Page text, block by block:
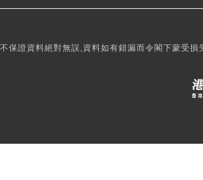
證資料絕對無誤,資料如有錯漏而令閣下蒙受損